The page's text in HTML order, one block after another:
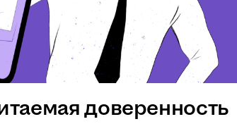
доверенность